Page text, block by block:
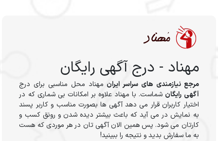
مهناد - درج آگهی رایگان
مرجع نیازمندی های سراسر ایران مهناد محل مناسبی برای درج
آگهی رایگان شماست. با مهناد علاوه بر امکانات بی شماری که در
اختیار کاربران قرار می دهد آگهی ها بصورت مناسب و کاربر پسند
به نمایش در می آید که باعث بیشتر دیده شدن و رونق کسب و
کارتان می شود. پس همین الان آگهی تان در هر موردی که هست
به ما سفارش بدید و نتیجه را ببینید!